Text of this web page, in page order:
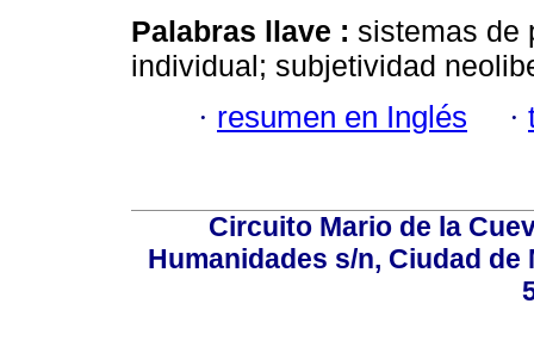
Palabras llave : sistemas de
individual; subjetividad
· resumen en Inglés ·
Circuito Mario de la
Humanidades s/n, Ciudad de